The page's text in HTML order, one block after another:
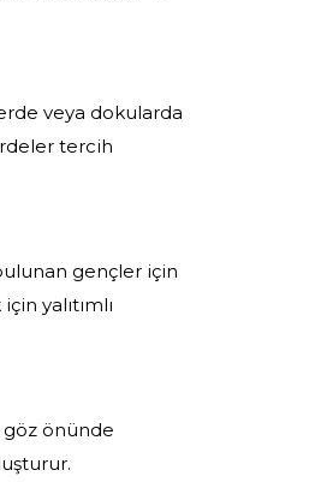
veya dokularda
tercih
gençler için
yalıtımlı
göz önünde